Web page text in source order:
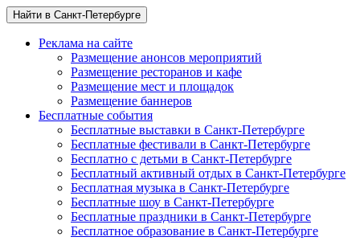
Найти в Санкт-Петербурге
Реклама на сайте
Размещение анонсов мероприятий
Размещение ресторанов и кафе
Размещение мест и площадок
Размещение баннеров
Бесплатные события
Бесплатные выставки в Санкт-Петербурге
Бесплатные фестивали в Санкт-Петербурге
Бесплатно с детьми в Санкт-Петербурге
Бесплатный активный отдых в Санкт-Петербурге
Бесплатная музыка в Санкт-Петербурге
Бесплатные шоу в Санкт-Петербурге
Бесплатные праздники в Санкт-Петербурге
Бесплатное образование в Санкт-Петербурге